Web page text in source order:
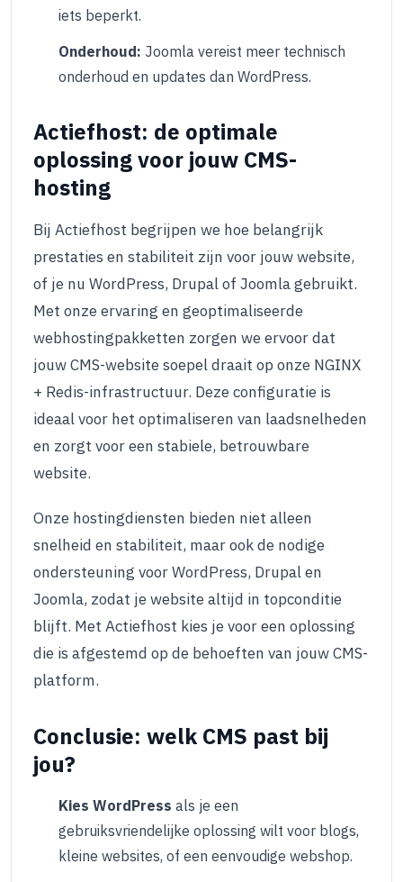
iets beperkt.
Onderhoud: Joomla vereist meer technisch
onderhoud en updates dan WordPress.
Actiefhost: de optimale
oplossing voor jouw CMS-
hosting
Bij Actiefhost begrijpen we hoe belangrijk
prestaties en stabiliteit zijn voor jouw website,
of je nu WordPress, Drupal of Joomla gebruikt.
Met onze ervaring en geoptimaliseerde
webhostingpakketten zorgen we ervoor dat
jouw CMS-website soepel draait op onze NGINX
+ Redis-infrastructuur. Deze configuratie is
ideaal voor het optimaliseren van laadsnelheden
en zorgt voor een stabiele, betrouwbare
website.
Onze hostingdiensten bieden niet alleen
snelheid en stabiliteit, maar ook de nodige
ondersteuning voor WordPress, Drupal en
Joomla, zodat je website altijd in topconditie
blijft. Met Actiefhost kies je voor een oplossing
die is afgestemd op de behoeften van jouw CMS-
platform.
Conclusie: welk CMS past bij
jou?
Kies WordPress als je een
gebruiksvriendelijke oplossing wilt voor blogs,
kleine websites, of een eenvoudige webshop.